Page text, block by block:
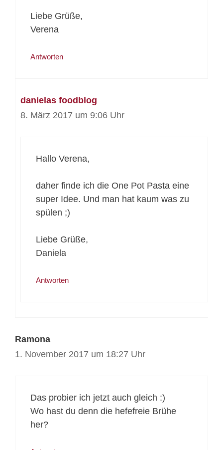
Liebe Grüße,
Verena
Antworten
danielas foodblog
8. März 2017 um 9:06 Uhr
Hallo Verena,
daher finde ich die One Pot Pasta eine
super Idee. Und man hat kaum was zu
spülen ;)
Liebe Grüße,
Daniela
Antworten
Ramona
1. November 2017 um 18:27 Uhr
Das probier ich jetzt auch gleich :)
Wo hast du denn die hefefreie Brühe
her?